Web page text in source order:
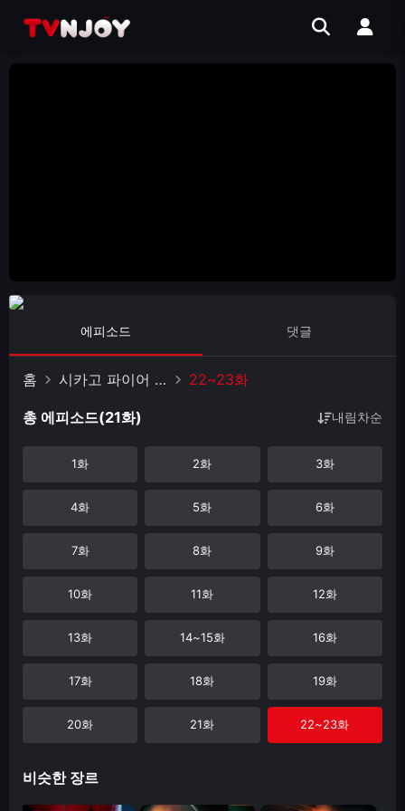
에피소드 댓글
홈 시카고 파이어 시즌 6 22~23화
총 에피소드(21화) 내림차순
1화 2화 3화
4화 5화 6화
7화 8화 9화
10화 11화 12화
13화 14~15화 16화
17화 18화 19화
20화 21화 22~23화
비슷한 장르